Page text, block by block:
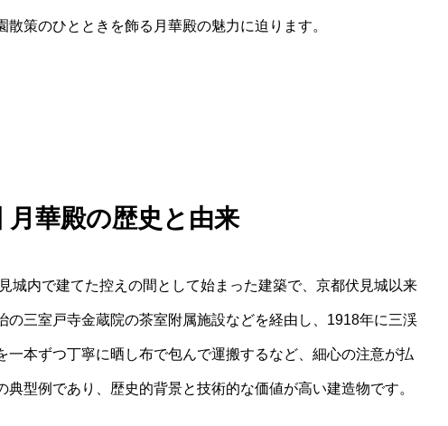
策のひとときを飾る月華殿の魅力に迫ります。
月華殿の歴史と由来
城内で建てた控えの間として始まった建築で、京都伏見城以来
の三室戸寺金蔵院の茶室附属施設などを経由し、1918年に三渓
一本ずつ丁寧に晒し布で包んで運搬するなど、細心の注意が払
型例であり、歴史的背景と技術的な価値が高い建造物です。